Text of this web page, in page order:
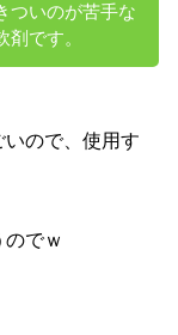
ついのが苦手な
です。
ので、使用す
でｗ